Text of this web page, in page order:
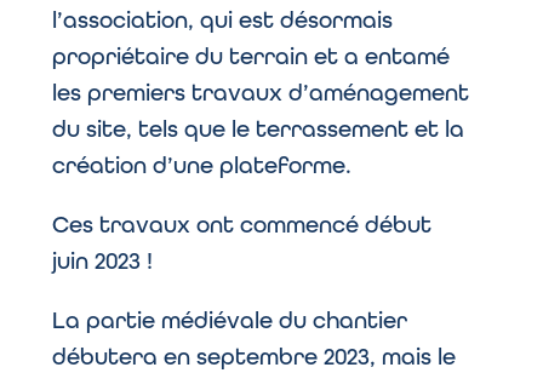
l’association, qui est désormais
propriétaire du terrain et a entamé
les premiers travaux d’aménagement
du site, tels que le terrassement et la
création d’une plateforme.
Ces travaux ont commencé début
juin 2023 !
La partie médiévale du chantier
débutera en septembre 2023, mais le